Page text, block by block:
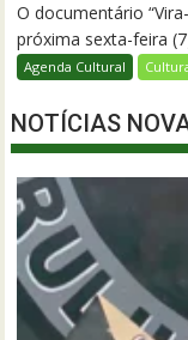
O documentário
próxima sexta-feira
Agenda Cultural
NOTÍCIAS